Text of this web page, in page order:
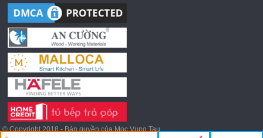
© Copyright 2018 - Bản quyền của Moc Vung Tau.